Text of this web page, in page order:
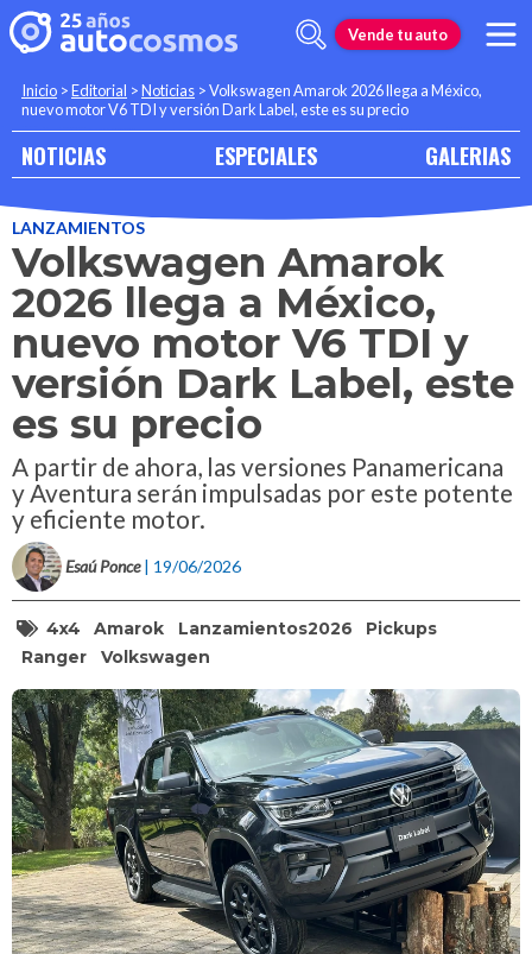
Vende tu auto
Inicio >Editorial >Noticias >Volkswagen Amarok 2026 llega a México,
nuevo motor V6 TDI y versión Dark Label, este es su precio
NOTICIAS ESPECIALES GALERIAS
LANZAMIENTOS
Volkswagen Amarok
2026 llega a México,
nuevo motor V6 TDI y
versión Dark Label, este
es su precio
A partir de ahora, las versiones Panamericana
y Aventura serán impulsadas por este potente
y eficiente motor.
Esaú Ponce | 19/06/2026
4x4 Amarok Lanzamientos2026
Pickups
Ranger
Volkswagen